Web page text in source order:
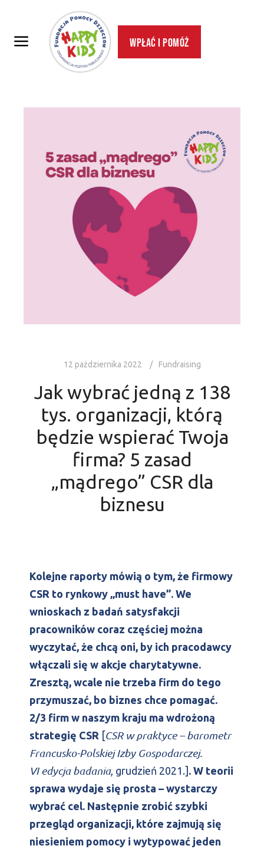
Wpłać i pomóż
12 października 2022 Fundraising
Jak wybrać jedną z 138
tys. organizacji, którą
będzie wspierać Twoja
firma? 5 zasad
„mądrego” CSR dla
biznesu
Kolejne raporty mówią o tym, że firmowy
CSR to rynkowy „must have”. We
wnioskach z badań satysfakcji
pracowników coraz częściej można
wyczytać, że chcą oni, by ich pracodawcy
włączali się w akcje charytatywne.
Zresztą, wcale nie trzeba firm do tego
przymuszać, bo biznes chce pomagać.
2/3 firm w naszym kraju ma wdrożoną
strategię CSR [CSR w praktyce – barometr
Francusko-Polskiej Izby Gospodarczej.
VI edycja badania, grudzień 2021.] . W teorii
sprawa wydaje się prosta – wystarczy
wybrać cel. Następnie zrobić szybki
przegląd organizacji, które zajmują się
niesieniem pomocy i wytypować jeden